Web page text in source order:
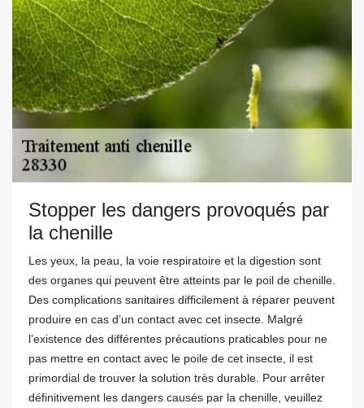
Stopper les dangers provoqués par
la chenille
Les yeux, la peau, la voie respiratoire et la digestion sont
des organes qui peuvent être atteints par le poil de chenille.
Des complications sanitaires difficilement à réparer peuvent
produire en cas d’un contact avec cet insecte. Malgré
l’existence des différentes précautions praticables pour ne
pas mettre en contact avec le poile de cet insecte, il est
primordial de trouver la solution très durable. Pour arrêter
définitivement les dangers causés par la chenille, veuillez